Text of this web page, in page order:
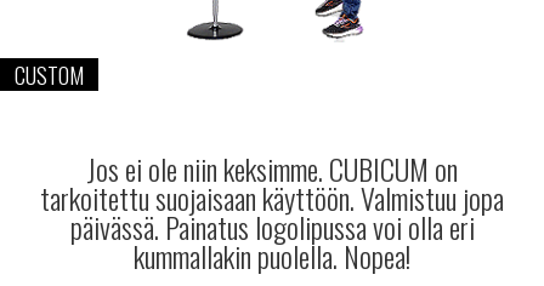
CUSTOM
Jos ei ole niin keksimme. CUBICUM on
tarkoitettu suojaisaan käyttöön. Valmistuu jopa
päivässä. Painatus logolipussa voi olla eri
kummallakin puolella. Nopea!